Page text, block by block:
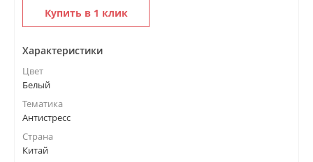
Купить в 1 клик
Характеристики
Цвет
Белый
Тематика
Антистресс
Страна
Китай